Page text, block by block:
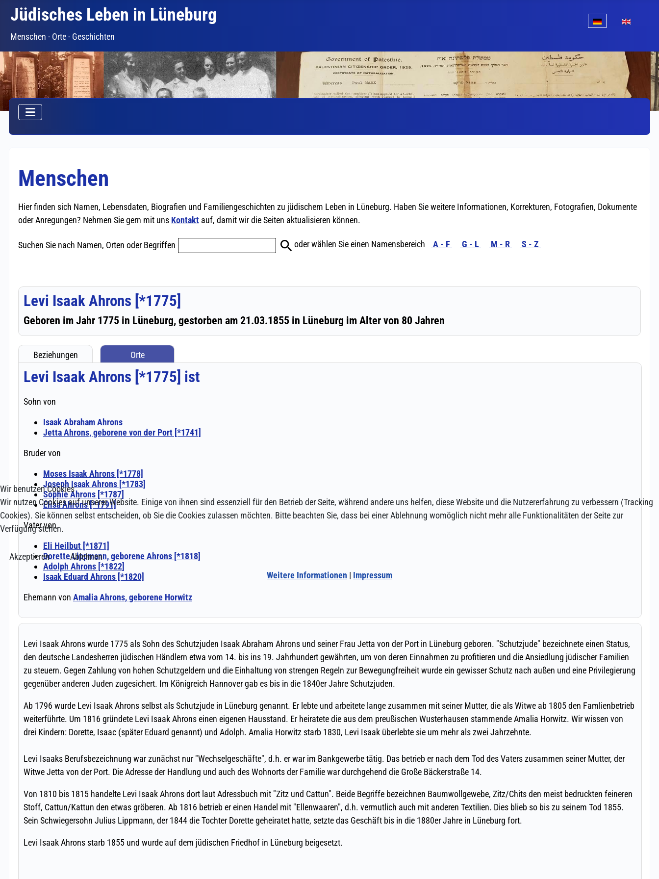
Jüdisches Leben in Lüneburg
Menschen - Orte - Geschichten
Wir benutzen Cookies
Wir nutzen Cookies auf unserer Website. Einige von ihnen sind essenziell für den Betrieb der Seite, während andere uns helfen, diese Website und die Nutzererfahrung zu verbessern (Tracking
Cookies). Sie können selbst entscheiden, ob Sie die Cookies zulassen möchten. Bitte beachten Sie, dass bei einer Ablehnung womöglich nicht mehr alle Funktionalitäten der Seite zur
Verfügung stehen.
Akzeptieren
Ablehnen
Weitere Informationen | Impressum